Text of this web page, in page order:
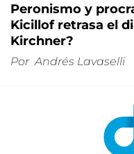
Peronismo y
Kicillof retrasa el
Kirchner?
Por Andrés Lavaselli